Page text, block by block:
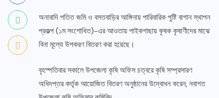
অনাবাদি পতিত জমি ও বসতবাড়ির আঙ্গিনায় পারিবারিক পুষ্টি বাগান স্থাপন
প্রকল্প (১ম সংশোধিত)-এর আওতায় পাইকগাছায় কৃষক কৃষাণীদের মাঝে
বিনা মূল্যে উপকরণ বিতরণ করা হয়েছে।
বৃহস্পতিবার সকালে উপজেলা কৃষি অফিস চত্বরে কৃষি সম্প্রসারণ
অধিদপ্তর কর্তৃক আয়োজিত বিতরণ অনুষ্ঠানের উদ্বোধন করেন, নবাগত